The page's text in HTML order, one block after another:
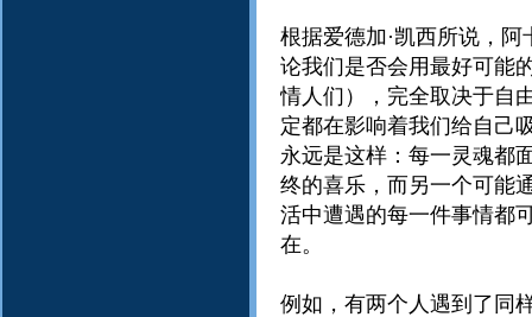
根据爱德加·凯西所说，
论我们是否会用最好可能
情人们），完全取决于自
定都在影响着我们给自己
永远是这样：每一灵魂都
终的喜乐，而另一个可能
活中遭遇的每一件事情都
在。
例如，有两个人遇到了